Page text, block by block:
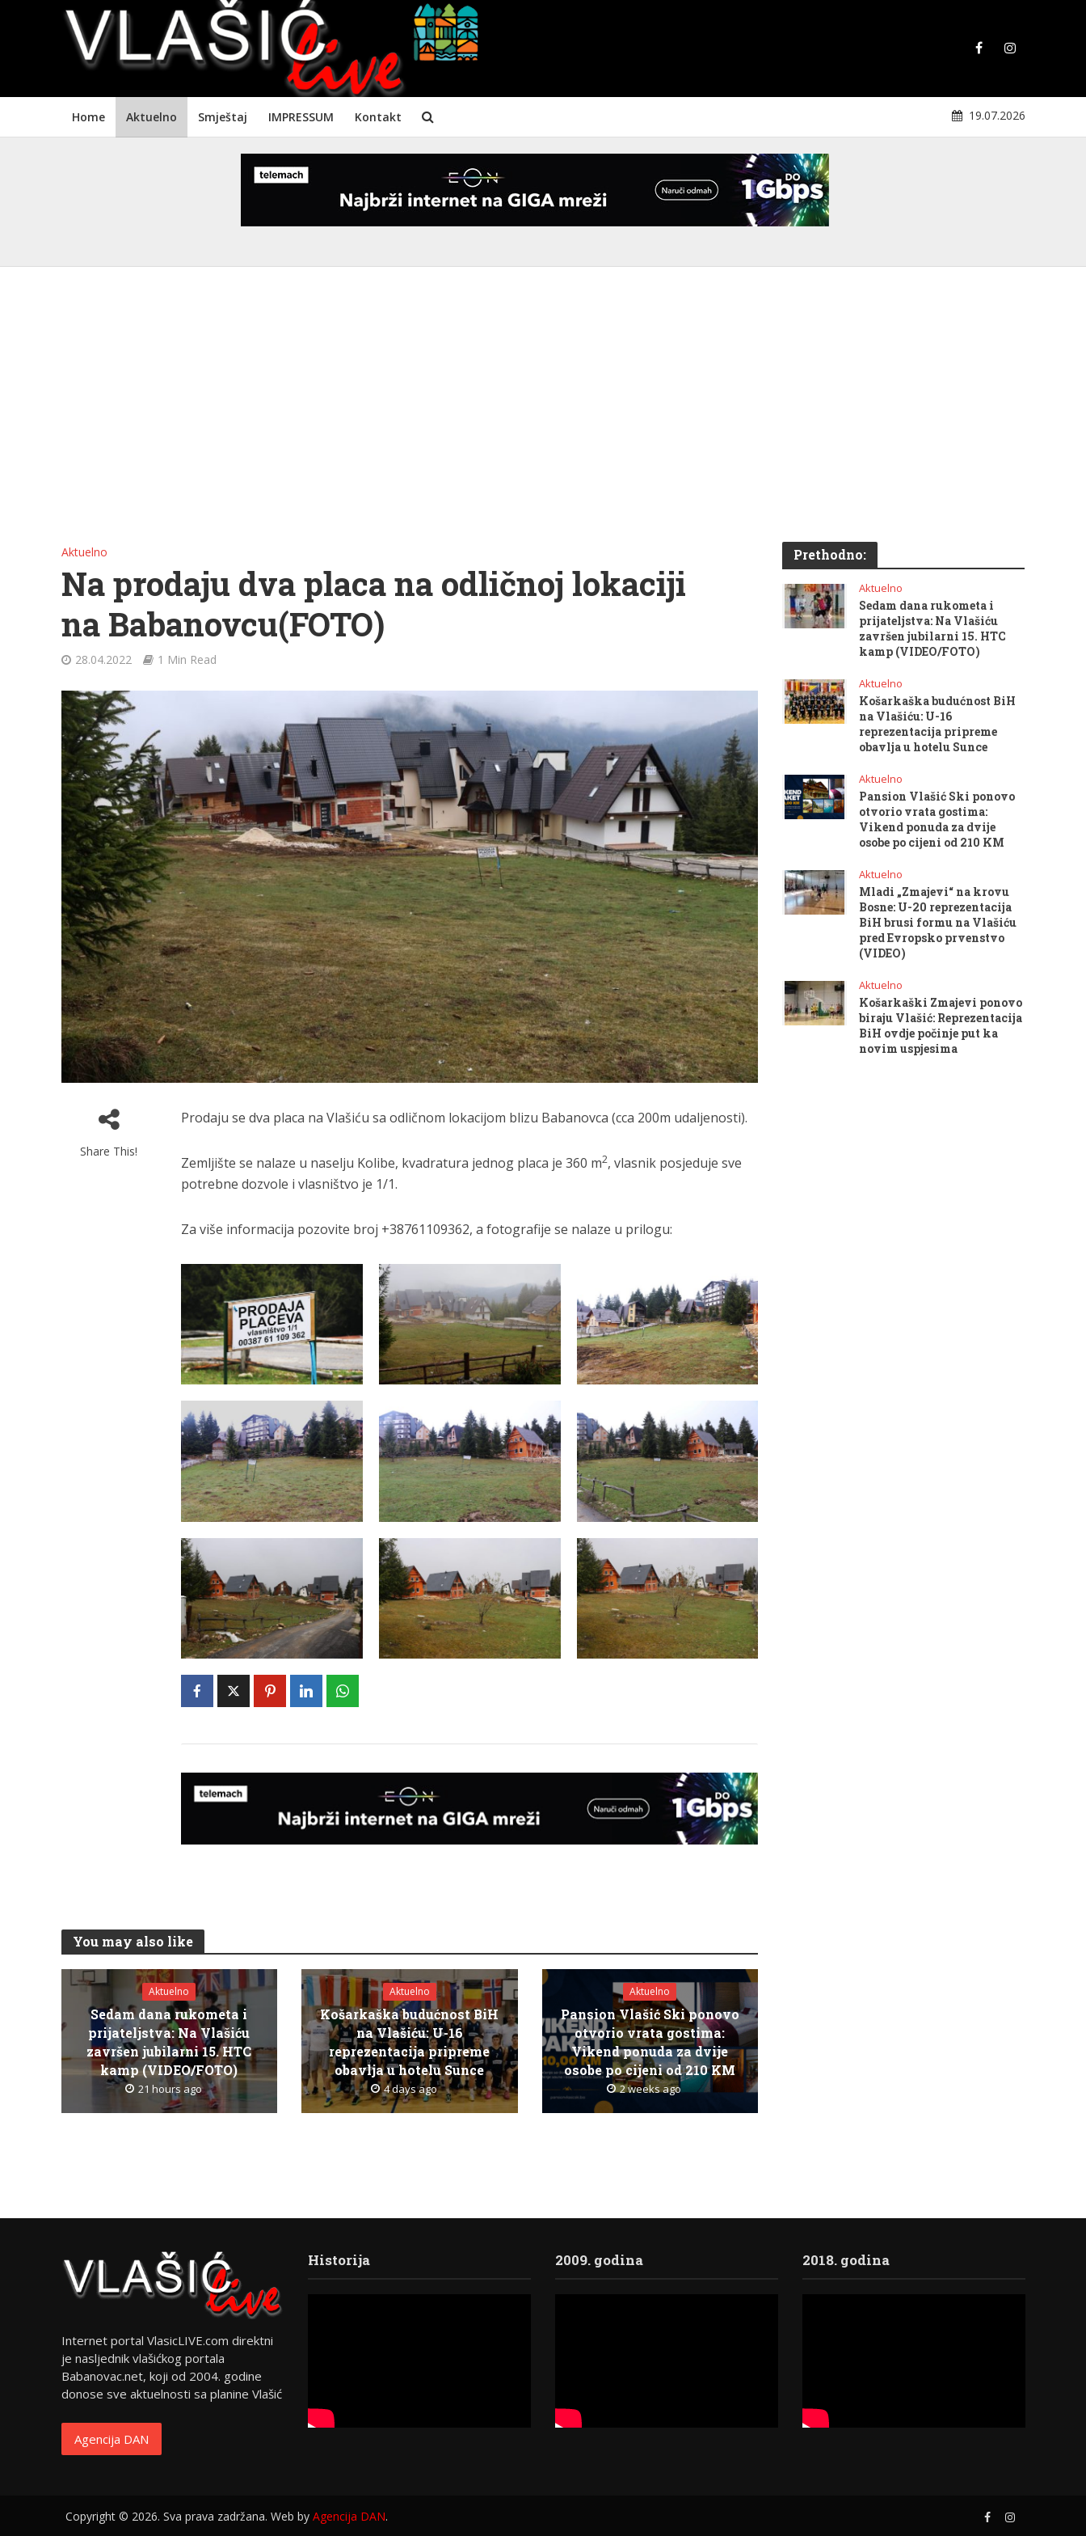
Home Aktuelno Smještaj IMPRESSUM Kontakt 19.07.2026
Aktuelno
Na prodaju dva placa na odličnoj lokaciji
na Babanovcu(FOTO)
28.04.2022 1 Min Read
Share This!
Prodaju se dva placa na Vlašiću sa odličnom lokacijom blizu Babanovca (cca 200m udaljenosti).
Zemljište se nalaze u naselju Kolibe, kvadratura jednog placa je 360 m2, vlasnik posjeduje sve
potrebne dozvole i vlasništvo je 1/1.
Za više informacija pozovite broj +38761109362, a fotografije se nalaze u prilogu:
You may also like
Aktuelno
Sedam dana rukometa i
prijateljstva: Na Vlašiću
završen jubilarni 15. HTC
kamp (VIDEO/FOTO)
21 hours ago
Aktuelno
Košarkaška budućnost BiH
na Vlašiću: U-16
reprezentacija pripreme
obavlja u hotelu Sunce
4 days ago
Aktuelno
Pansion Vlašić Ski ponovo
otvorio vrata gostima:
Vikend ponuda za dvije
osobe po cijeni od 210 KM
2 weeks ago
Prethodno:
Aktuelno
Sedam dana rukometa i
prijateljstva: Na Vlašiću
završen jubilarni 15. HTC
kamp (VIDEO/FOTO)
Aktuelno
Košarkaška budućnost BiH
na Vlašiću: U-16
reprezentacija pripreme
obavlja u hotelu Sunce
Aktuelno
Pansion Vlašić Ski ponovo
otvorio vrata gostima:
Vikend ponuda za dvije
osobe po cijeni od 210 KM
Aktuelno
Mladi „Zmajevi“ na krovu
Bosne: U-20 reprezentacija
BiH brusi formu na Vlašiću
pred Evropsko prvenstvo
(VIDEO)
Aktuelno
Košarkaški Zmajevi ponovo
biraju Vlašić: Reprezentacija
BiH ovdje počinje put ka
novim uspjesima
Internet portal VlasicLIVE.com direktni
je nasljednik vlašićkog portala
Babanovac.net, koji od 2004. godine
donose sve aktuelnosti sa planine Vlašić
Agencija DAN
Historija 2009. godina 2018. godina
Copyright © 2026. Sva prava zadržana. Web by Agencija DAN.